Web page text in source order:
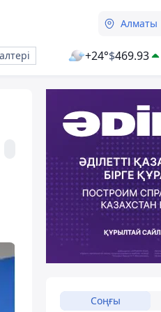
Алматы
+24°$469.93
Соңғы